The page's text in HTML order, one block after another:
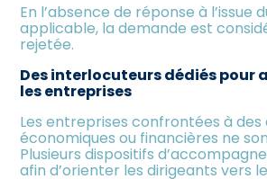
En l’absence de réponse à l’issue
applicable, la demande est
rejetée.
Des interlocuteurs dédiés pour
les entreprises
Les entreprises confrontées à des
économiques ou financières ne
Plusieurs dispositifs
afin d’orienter les dirigeants vers